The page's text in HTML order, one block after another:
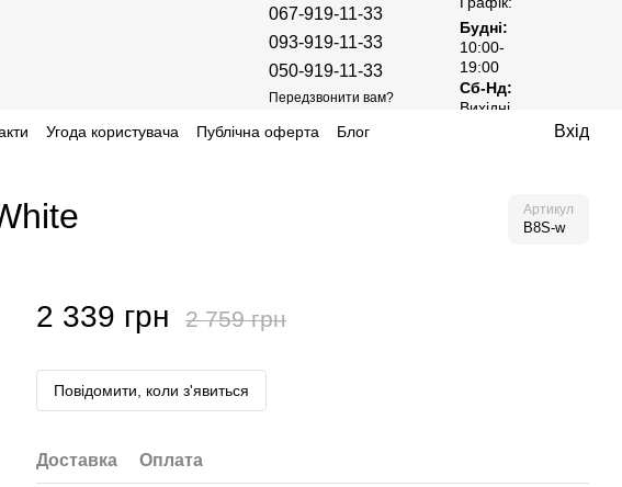
067-919-11-33
093-919-11-33
050-919-11-33
Передзвонити вам?
Будні:
10:00-
19:00
Сб-Нд:
Вихідні
Угода користувача Публічна оферта Блог Вхід
Артикул
B8S-w
2 339 грн 2 759 грн
Повідомити, коли з'явиться
Доставка Оплата